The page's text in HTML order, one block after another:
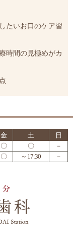
たいお口のケア習
時間の見極めがカ
金 土
日
〇 〇
－
〇 ～17:30 －